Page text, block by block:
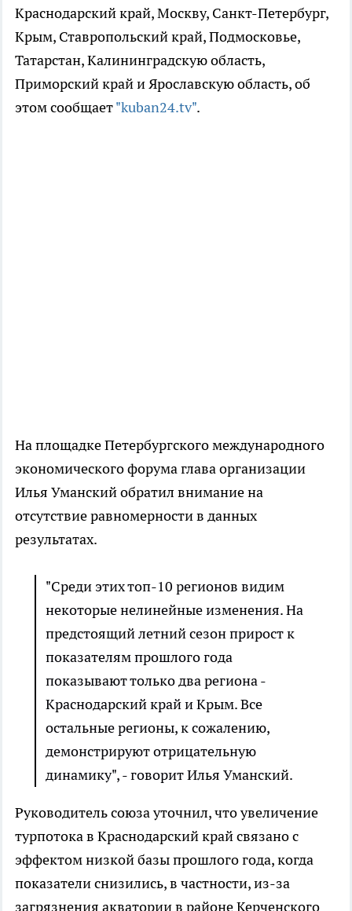
Краснодарский край, Москву, Санкт-Петербург,
Крым, Ставропольский край, Подмосковье,
Татарстан, Калининградскую область,
Приморский край и Ярославскую область, об
этом сообщает"kuban24.tv".
На площадке Петербургского международного
экономического форума глава организации
Илья Уманский обратил внимание на
отсутствие равномерности в данных
результатах.
"Среди этих топ-10 регионов видим
некоторые нелинейные изменения. На
предстоящий летний сезон прирост к
показателям прошлого года
показывают только два региона -
Краснодарский край и Крым. Все
остальные регионы, к сожалению,
демонстрируют отрицательную
динамику", - говорит Илья Уманский.
Руководитель союза уточнил, что увеличение
турпотока в Краснодарский край связано с
эффектом низкой базы прошлого года, когда
показатели снизились, в частности, из-за
загрязнения акватории в районе Керченского